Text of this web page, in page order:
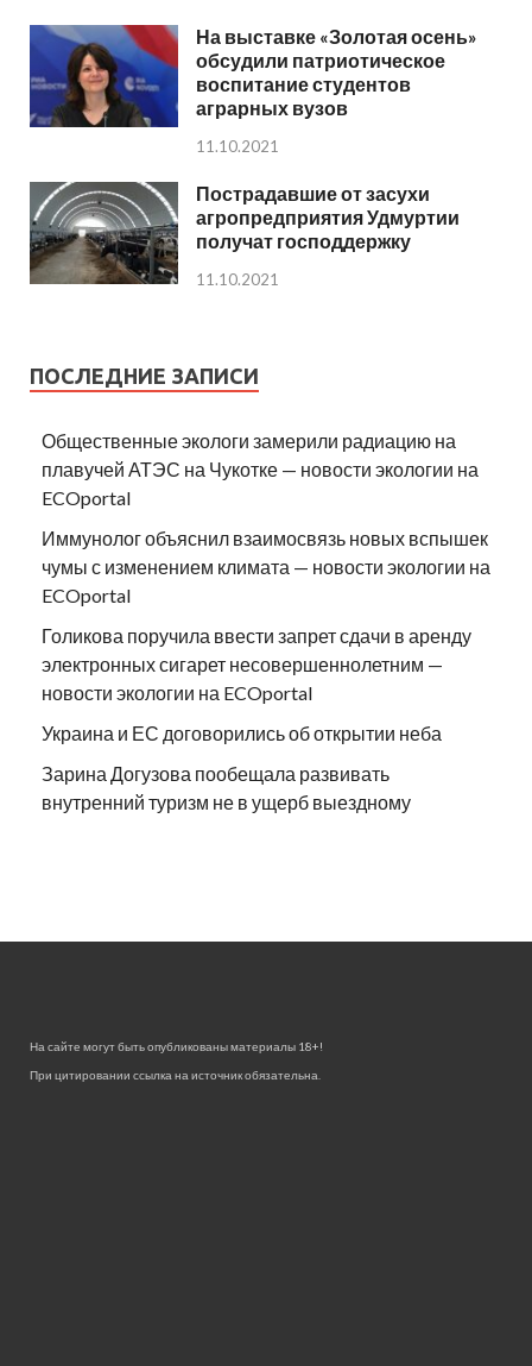
На выставке «Золотая осень»
обсудили патриотическое
воспитание студентов
аграрных вузов
11.10.2021
Пострадавшие от засухи
агропредприятия Удмуртии
получат господдержку
11.10.2021
ПОСЛЕДНИЕ ЗАПИСИ
Общественные экологи замерили радиацию на
плавучей АТЭС на Чукотке — новости экологии на
ECOportal
Иммунолог объяснил взаимосвязь новых вспышек
чумы с изменением климата — новости экологии на
ECOportal
Голикова поручила ввести запрет сдачи в аренду
электронных сигарет несовершеннолетним —
новости экологии на ECOportal
Украина и ЕС договорились об открытии неба
Зарина Догузова пообещала развивать
внутренний туризм не в ущерб выездному
На сайте могут быть опубликованы материалы 18+!
При цитировании ссылка на источник обязательна.